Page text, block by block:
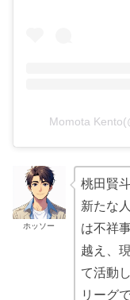
Momota
ホッソー
桃田賢
新たな
は不祥
越え、
て活動
リーグ